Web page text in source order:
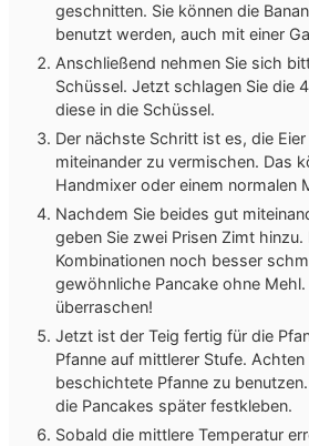
geschnitten. Sie können die
benutzt werden, auch mit einer
Anschließend nehmen Sie sich
Schüssel. Jetzt schlagen Sie die
diese in die Schüssel.
Der nächste Schritt ist es, die
miteinander zu vermischen. Das
Handmixer oder einem normalen
Nachdem Sie beides gut
geben Sie zwei Prisen Zimt hinzu.
Kombinationen noch besser
gewöhnliche Pancake ohne
überraschen!
Jetzt ist der Teig fertig für die
Pfanne auf mittlerer Stufe. Achten
beschichtete Pfanne zu
die Pancakes später festkleben.
Sobald die mittlere Temperatur